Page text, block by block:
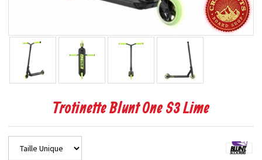
Trotinette Blunt One S3 Lime